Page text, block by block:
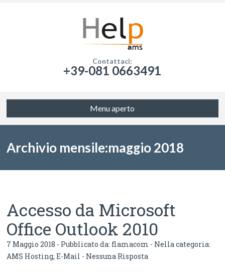
Contattaci:
+39-081 0663491
Menu aperto
Archivio mensile:maggio 2018
Accesso da Microsoft
Office Outlook 2010
7 Maggio 2018 - Pubblicato da: flamacom - Nella categoria:
AMS Hosting,E-Mail - Nessuna Risposta